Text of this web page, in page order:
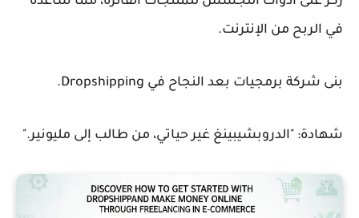
في الربح من الإنترنت.
بنى شركة برمجيات بعد النجاح في Dropshipping.
شهادة: "الدروبشيبينغ غير حياتي، من طالب إلى مليونير."